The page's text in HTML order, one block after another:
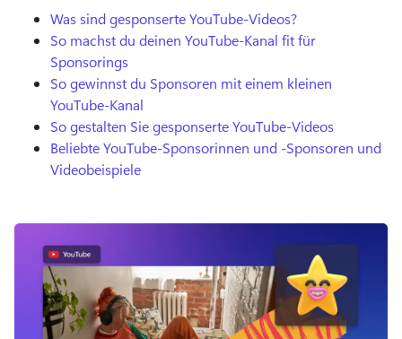
Was sind gesponserte YouTube-Videos?
So machst du deinen YouTube-Kanal fit für
Sponsorings
So gewinnst du Sponsoren mit einem kleinen
YouTube-Kanal
So gestalten Sie gesponserte YouTube-Videos
Beliebte YouTube-Sponsorinnen und -Sponsoren und
Videobeispiele